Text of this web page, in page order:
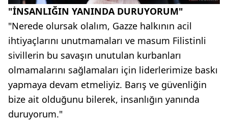
"İNSANLIĞIN YANINDA DURUYORUM"
"Nerede olursak olalım, Gazze halkının acil
ihtiyaçlarını unutmamaları ve masum Filistinli
sivillerin bu savaşın unutulan kurbanları
olmamalarını sağlamaları için liderlerimize baskı
yapmaya devam etmeliyiz. Barış ve güvenliğin
bize ait olduğunu bilerek, insanlığın yanında
duruyorum."